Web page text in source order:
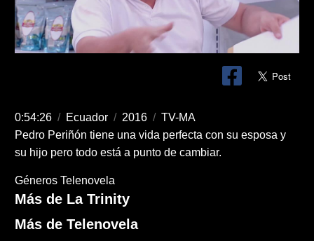
0:54:26 / Ecuador / 2016 / TV-MA
Pedro Periñón tiene una vida perfecta con su esposa y
su hijo pero todo está a punto de cambiar.
Géneros Telenovela
Más de La Trinity
Más de Telenovela